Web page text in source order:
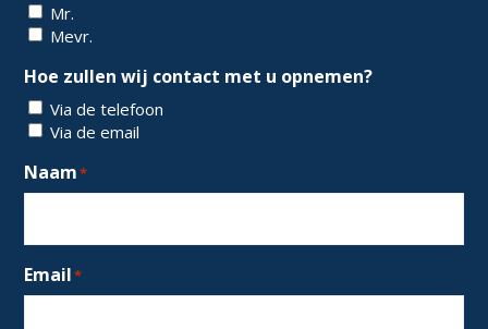
Mr.
Mevr.
Hoe zullen wij contact met u opnemen?
Via de telefoon
Via de email
Naam*
Email*